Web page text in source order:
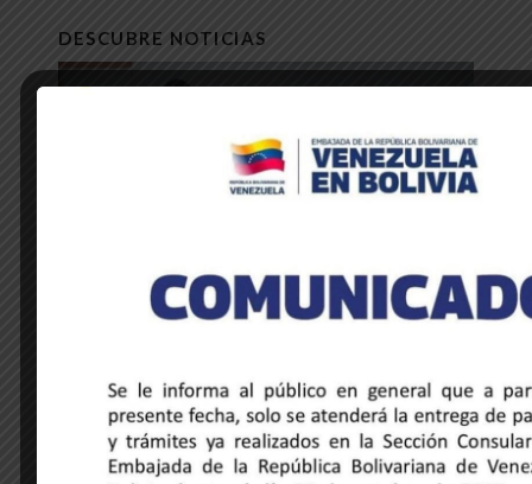
DESCUBRE NOTICIAS
Venezuela y Honduras unidas a través
de la música y la hermandad cultural
28 de mayo de 2025